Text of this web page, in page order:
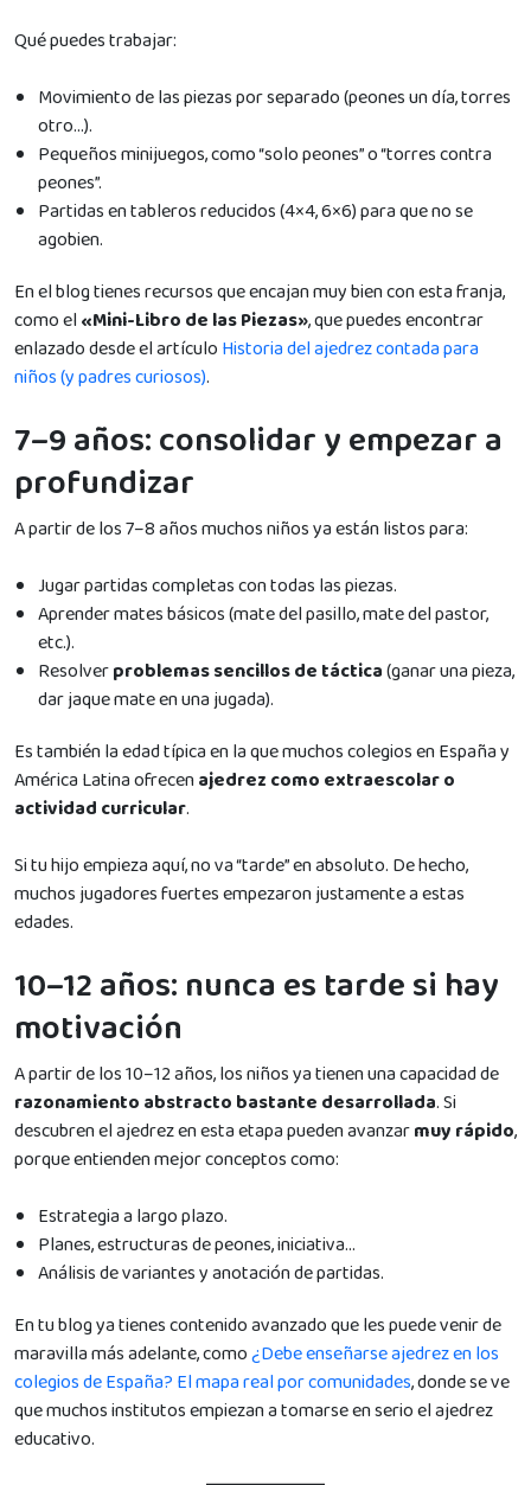
Qué puedes trabajar:
Movimiento de las piezas por separado (peones un día, torres
otro…).
Pequeños minijuegos, como “solo peones” o “torres contra
peones”.
Partidas en tableros reducidos (4×4, 6×6) para que no se
agobien.
En el blog tienes recursos que encajan muy bien con esta franja,
como el «Mini-Libro de las Piezas», que puedes encontrar
enlazado desde el artículo Historia del ajedrez contada para
niños (y padres curiosos).
7–9 años: consolidar y empezar a
profundizar
A partir de los 7–8 años muchos niños ya están listos para:
Jugar partidas completas con todas las piezas.
Aprender mates básicos (mate del pasillo, mate del pastor,
etc.).
Resolverproblemas sencillos de táctica(ganar una pieza,
dar jaque mate en una jugada).
Es también la edad típica en la que muchos colegios en España y
América Latina ofrecenajedrez como extraescolar o
actividad curricular.
Si tu hijo empieza aquí, no va “tarde” en absoluto. De hecho,
muchos jugadores fuertes empezaron justamente a estas
edades.
10–12 años: nunca es tarde si hay
motivación
A partir de los 10–12 años, los niños ya tienen una capacidad de
razonamiento abstracto bastante desarrollada. Si
descubren el ajedrez en esta etapa pueden avanzarmuy rápido,
porque entienden mejor conceptos como:
Estrategia a largo plazo.
Planes, estructuras de peones, iniciativa…
Análisis de variantes y anotación de partidas.
En tu blog ya tienes contenido avanzado que les puede venir de
maravilla más adelante, como¿Debe enseñarse ajedrez en los
colegios de España? El mapa real por comunidades, donde se ve
que muchos institutos empiezan a tomarse en serio el ajedrez
educativo.